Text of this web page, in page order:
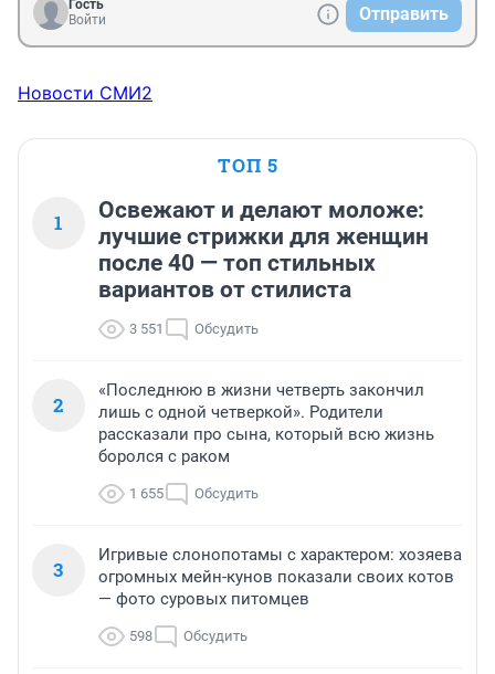
Гость
Войти
Отправить
Новости СМИ2
ТОП 5
1
Освежают и делают моложе:
лучшие стрижки для женщин
после 40 — топ стильных
вариантов от стилиста
3 551 Обсудить
2
«Последнюю в жизни четверть закончил
лишь с одной четверкой». Родители
рассказали про сына, который всю жизнь
боролся с раком
1 655 Обсудить
3
Игривые слонопотамы с характером: хозяева
огромных мейн-кунов показали своих котов
— фото суровых питомцев
598 Обсудить